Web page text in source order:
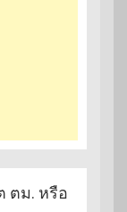
ตม. หรือ